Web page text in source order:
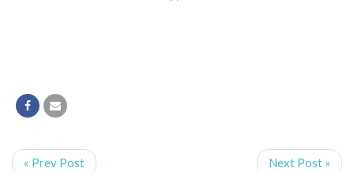
« Prev Post Next Post »